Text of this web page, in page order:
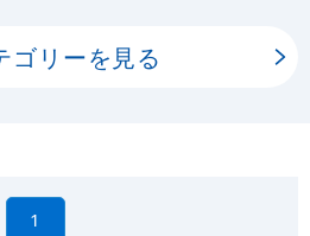
ゴリーを見る
1